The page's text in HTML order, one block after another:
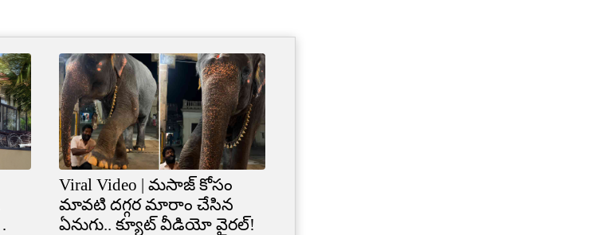
Viral Video | మసాజ్ కోసం
మావటి దగ్గర మారాం చేసిన
ఏనుగు.. క్యూట్ వీడియో వైరల్!